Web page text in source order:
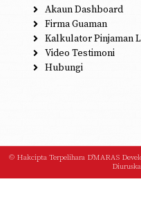
Akaun Dashboard
Firma Guaman
Kalkulator Pinjaman
Video Testimoni
Hubungi
© Hakcipta Terpelihara D'MARAS